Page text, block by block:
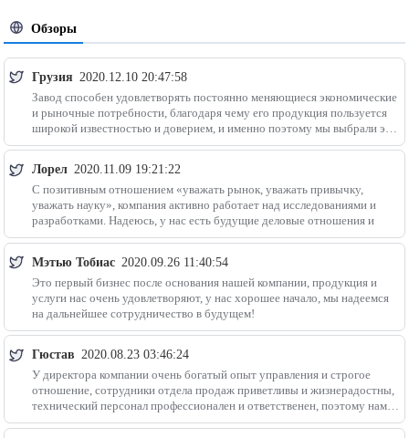
Обзоры
Грузия 2020.12.10 20:47:58
Завод способен удовлетворять постоянно меняющиеся экономические
и рыночные потребности, благодаря чему его продукция пользуется
широкой известностью и доверием, и именно поэтому мы выбрали эту
компанию.
Лорел 2020.11.09 19:21:22
С позитивным отношением «уважать рынок, уважать привычку,
уважать науку», компания активно работает над исследованиями и
разработками. Надеюсь, у нас есть будущие деловые отношения и
Мэтью Тобиас 2020.09.26 11:40:54
Это первый бизнес после основания нашей компании, продукция и
услуги нас очень удовлетворяют, у нас хорошее начало, мы надеемся
на дальнейшее сотрудничество в будущем!
Гюстав 2020.08.23 03:46:24
У директора компании очень богатый опыт управления и строгое
отношение, сотрудники отдела продаж приветливы и жизнерадостны,
технический персонал профессионален и ответственен, поэтому нам
не нужно беспокоиться о продукте,